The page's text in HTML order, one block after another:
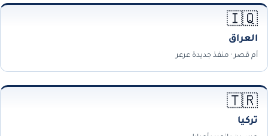
🇮🇶
العراق
أم قصر · منفذ جديدة عرعر
🇹🇷
تركيا